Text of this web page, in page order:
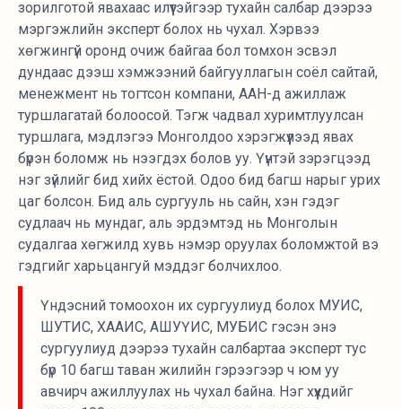
зорилготой явахаас илүүтэйгээр тухайн салбар дээрээ
мэргэжлийн эксперт болох нь чухал. Хэрвээ
хөгжингүй оронд очиж байгаа бол томхон эсвэл
дундаас дээш хэмжээний байгууллагын соёл сайтай,
менежмент нь тогтсон компани, ААН-д ажиллаж
туршлагатай болоосой. Тэгж чадвал хуримтлуулсан
туршлага, мэдлэгээ Монголдоо хэрэгжүүлээд явах
бүрэн боломж нь нээгдэх болов уу. Үүнтэй зэрэгцээд
нэг зүйлийг бид хийх ёстой. Одоо бид багш нарыг урих
цаг болсон. Бид аль сургууль нь сайн, хэн гэдэг
судлаач нь мундаг, аль эрдэмтэд нь Монголын
судалгаа хөгжилд хувь нэмэр оруулах боломжтой вэ
гэдгийг харьцангуй мэддэг болчихлоо.
Үндэсний томоохон их сургуулиуд болох МУИС,
ШУТИС, ХААИС, АШУҮИС, МУБИС гэсэн энэ
сургуулиуд дээрээ тухайн салбартаа эксперт тус
бүр 10 багш таван жилийн гэрээгээр ч юм уу
авчирч ажиллуулах нь чухал байна. Нэг хүүхдийг